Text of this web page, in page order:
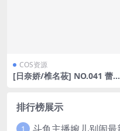
COS资源
[日奈娇/椎名莜] NO.041 蕾姆
排行榜展示
1